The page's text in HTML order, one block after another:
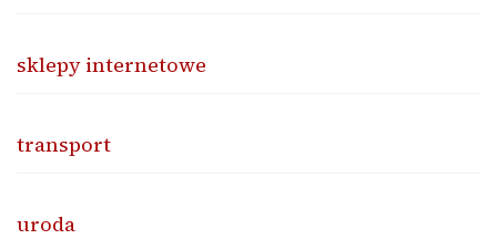
sklepy internetowe
transport
uroda